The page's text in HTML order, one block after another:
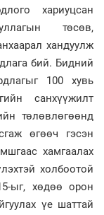
хариуцсан
төсөв,
хандуулж
бий. Бидний
100 хувь
санхүүжилт
төлөвлөгөөнд
өгөөч гэсэн
хамгаалах
холбоотой
ыг, хөдөө орон
үе шаттай